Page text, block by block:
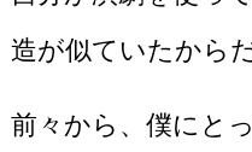
造が似ていたからだ
前々から、僕にと